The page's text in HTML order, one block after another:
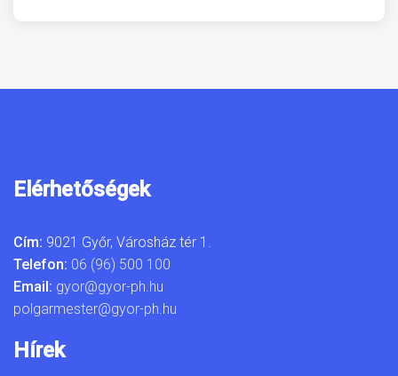
Elérhetőségek
Cím: 9021 Győr, Városház tér 1.
Telefon: 06 (96) 500 100
Email: gyor@gyor-ph.hu
polgarmester@gyor-ph.hu
Hírek